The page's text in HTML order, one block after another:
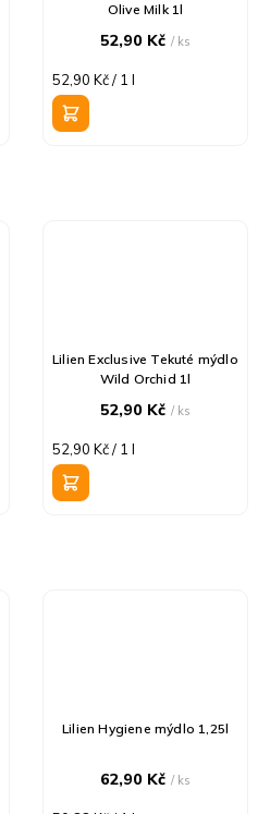
Olive Milk 1l
52,90 Kč/ ks
Měrná
cena:
52,90 Kč / 1 l
Lilien Exclusive Tekuté mýdlo
Wild Orchid 1l
52,90 Kč/ ks
Měrná
cena:
52,90 Kč / 1 l
Lilien Hygiene mýdlo 1,25l
62,90 Kč/ ks